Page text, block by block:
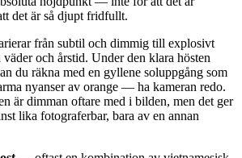
det är så djupt fridfullt.
från subtil och dimmig till explosivt
väder och årstid. Under den klara hösten
du räkna med en gyllene soluppgång som
nyanser av orange — ha kameran redo.
är dimman oftare med i bilden, men det ger
lika fotograferbar, bara av en annan